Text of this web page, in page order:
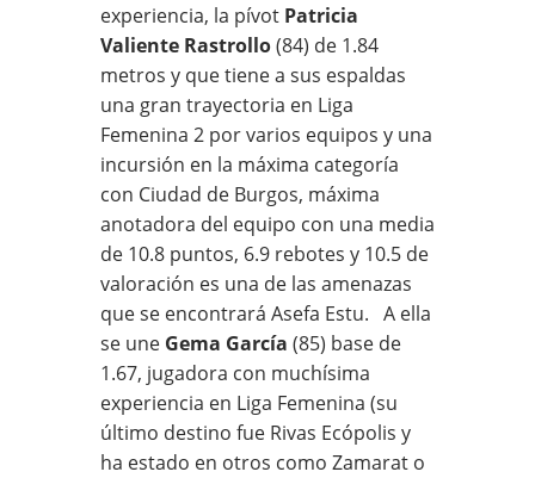
experiencia, la pívot Patricia
Valiente Rastrollo(84) de 1.84
metros y que tiene a sus espaldas
una gran trayectoria en Liga
Femenina 2 por varios equipos y una
incursión en la máxima categoría
con Ciudad de Burgos, máxima
anotadora del equipo con una media
de 10.8 puntos, 6.9 rebotes y 10.5 de
valoración es una de las amenazas
que se encontrará Asefa Estu. A ella
se une Gema García (85) base de
1.67, jugadora con muchísima
experiencia en Liga Femenina (su
último destino fue Rivas Ecópolis y
ha estado en otros como Zamarat o